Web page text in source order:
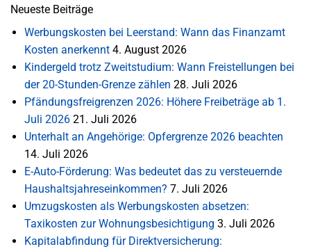
Neueste Beiträge
Werbungskosten bei Leerstand: Wann das Finanzamt
Kosten anerkennt 4. August 2026
Kindergeld trotz Zweitstudium: Wann Freistellungen bei
der 20-Stunden-Grenze zählen 28. Juli 2026
Pfändungsfreigrenzen 2026: Höhere Freibeträge ab 1.
Juli 2026 21. Juli 2026
Unterhalt an Angehörige: Opfergrenze 2026 beachten
14. Juli 2026
E-Auto-Förderung: Was bedeutet das zu versteuernde
Haushaltsjahreseinkommen? 7. Juli 2026
Umzugskosten als Werbungskosten absetzen:
Taxikosten zur Wohnungsbesichtigung 3. Juli 2026
Kapitalabfindung für Direktversicherung: